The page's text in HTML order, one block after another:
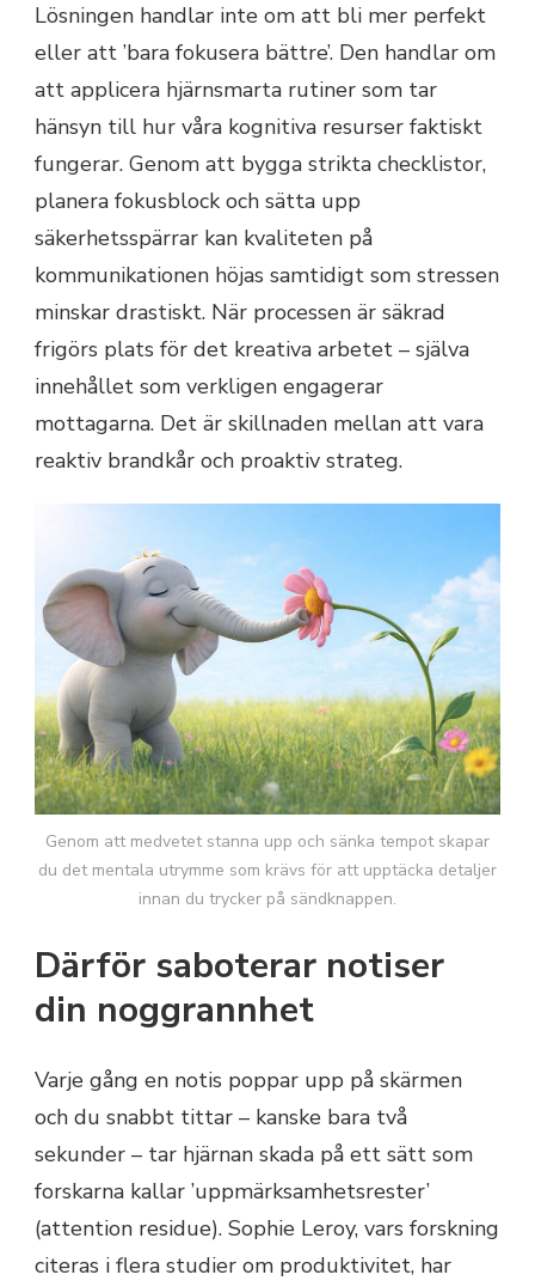
Lösningen handlar inte om att bli mer perfekt
eller att ’bara fokusera bättre’. Den handlar om
att applicera hjärnsmarta rutiner som tar
hänsyn till hur våra kognitiva resurser faktiskt
fungerar. Genom att bygga strikta checklistor,
planera fokusblock och sätta upp
säkerhetsspärrar kan kvaliteten på
kommunikationen höjas samtidigt som stressen
minskar drastiskt. När processen är säkrad
frigörs plats för det kreativa arbetet – själva
innehållet som verkligen engagerar
mottagarna. Det är skillnaden mellan att vara
reaktiv brandkår och proaktiv strateg.
Genom att medvetet stanna upp och sänka tempot skapar
du det mentala utrymme som krävs för att upptäcka detaljer
innan du trycker på sändknappen.
Därför saboterar notiser
din noggrannhet
Varje gång en notis poppar upp på skärmen
och du snabbt tittar – kanske bara två
sekunder – tar hjärnan skada på ett sätt som
forskarna kallar ’uppmärksamhetsrester’
(attention residue). Sophie Leroy, vars forskning
citeras i flera studier om produktivitet, har